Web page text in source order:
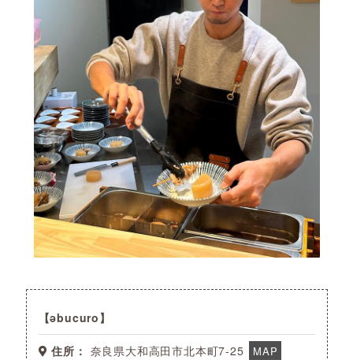
əbucuro
住所： 奈良県大和高田市北本町7-25 MAP